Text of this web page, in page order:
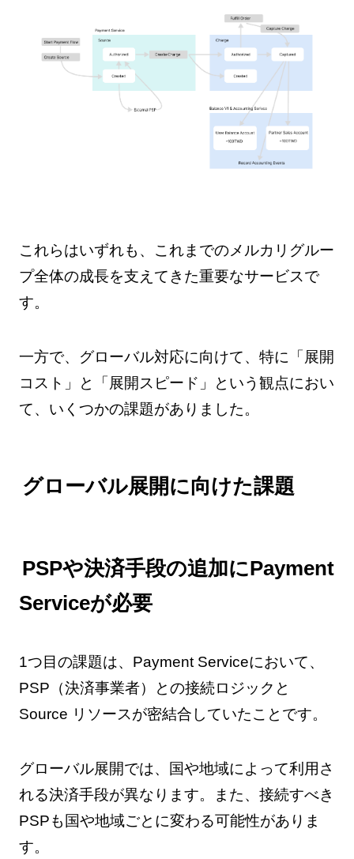
これらはいずれも、これまでのメルカリグルー
プ全体の成長を支えてきた重要なサービスで
す。
一方で、グローバル対応に向けて、特に「展開
コスト」と「展開スピード」という観点におい
て、いくつかの課題がありました。
グローバル展開に向けた課題
PSPや決済手段の追加にPayment
Serviceが必要
1つ目の課題は、Payment Serviceにおいて、
PSP（決済事業者）との接続ロジックと
Source リソースが密結合していたことです。
グローバル展開では、国や地域によって利用さ
れる決済手段が異なります。また、接続すべき
PSPも国や地域ごとに変わる可能性がありま
す。